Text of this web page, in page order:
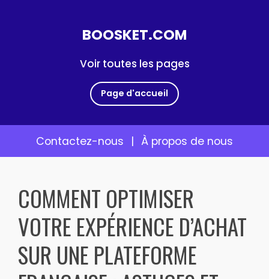
Voir toutes les pages
BOOSKET.COM
Page d'accueil
Contactez-nous | À propos de nous
contentCOMMENT OPTIMISER
VOTRE EXPÉRIENCE D’ACHAT
SUR UNE PLATEFORME